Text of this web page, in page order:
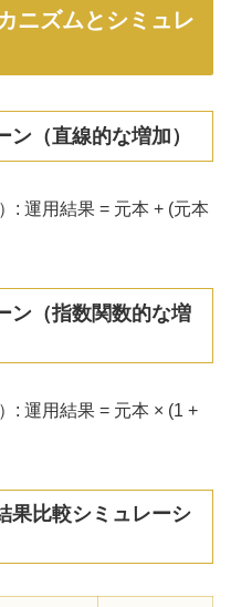
ニズムとシミュレ
（直線的な増加）
: 運用結果 = 元本 + (元本
ン（指数関数的な増
: 運用結果 = 元本 × (1 +
果比較シミュレーシ